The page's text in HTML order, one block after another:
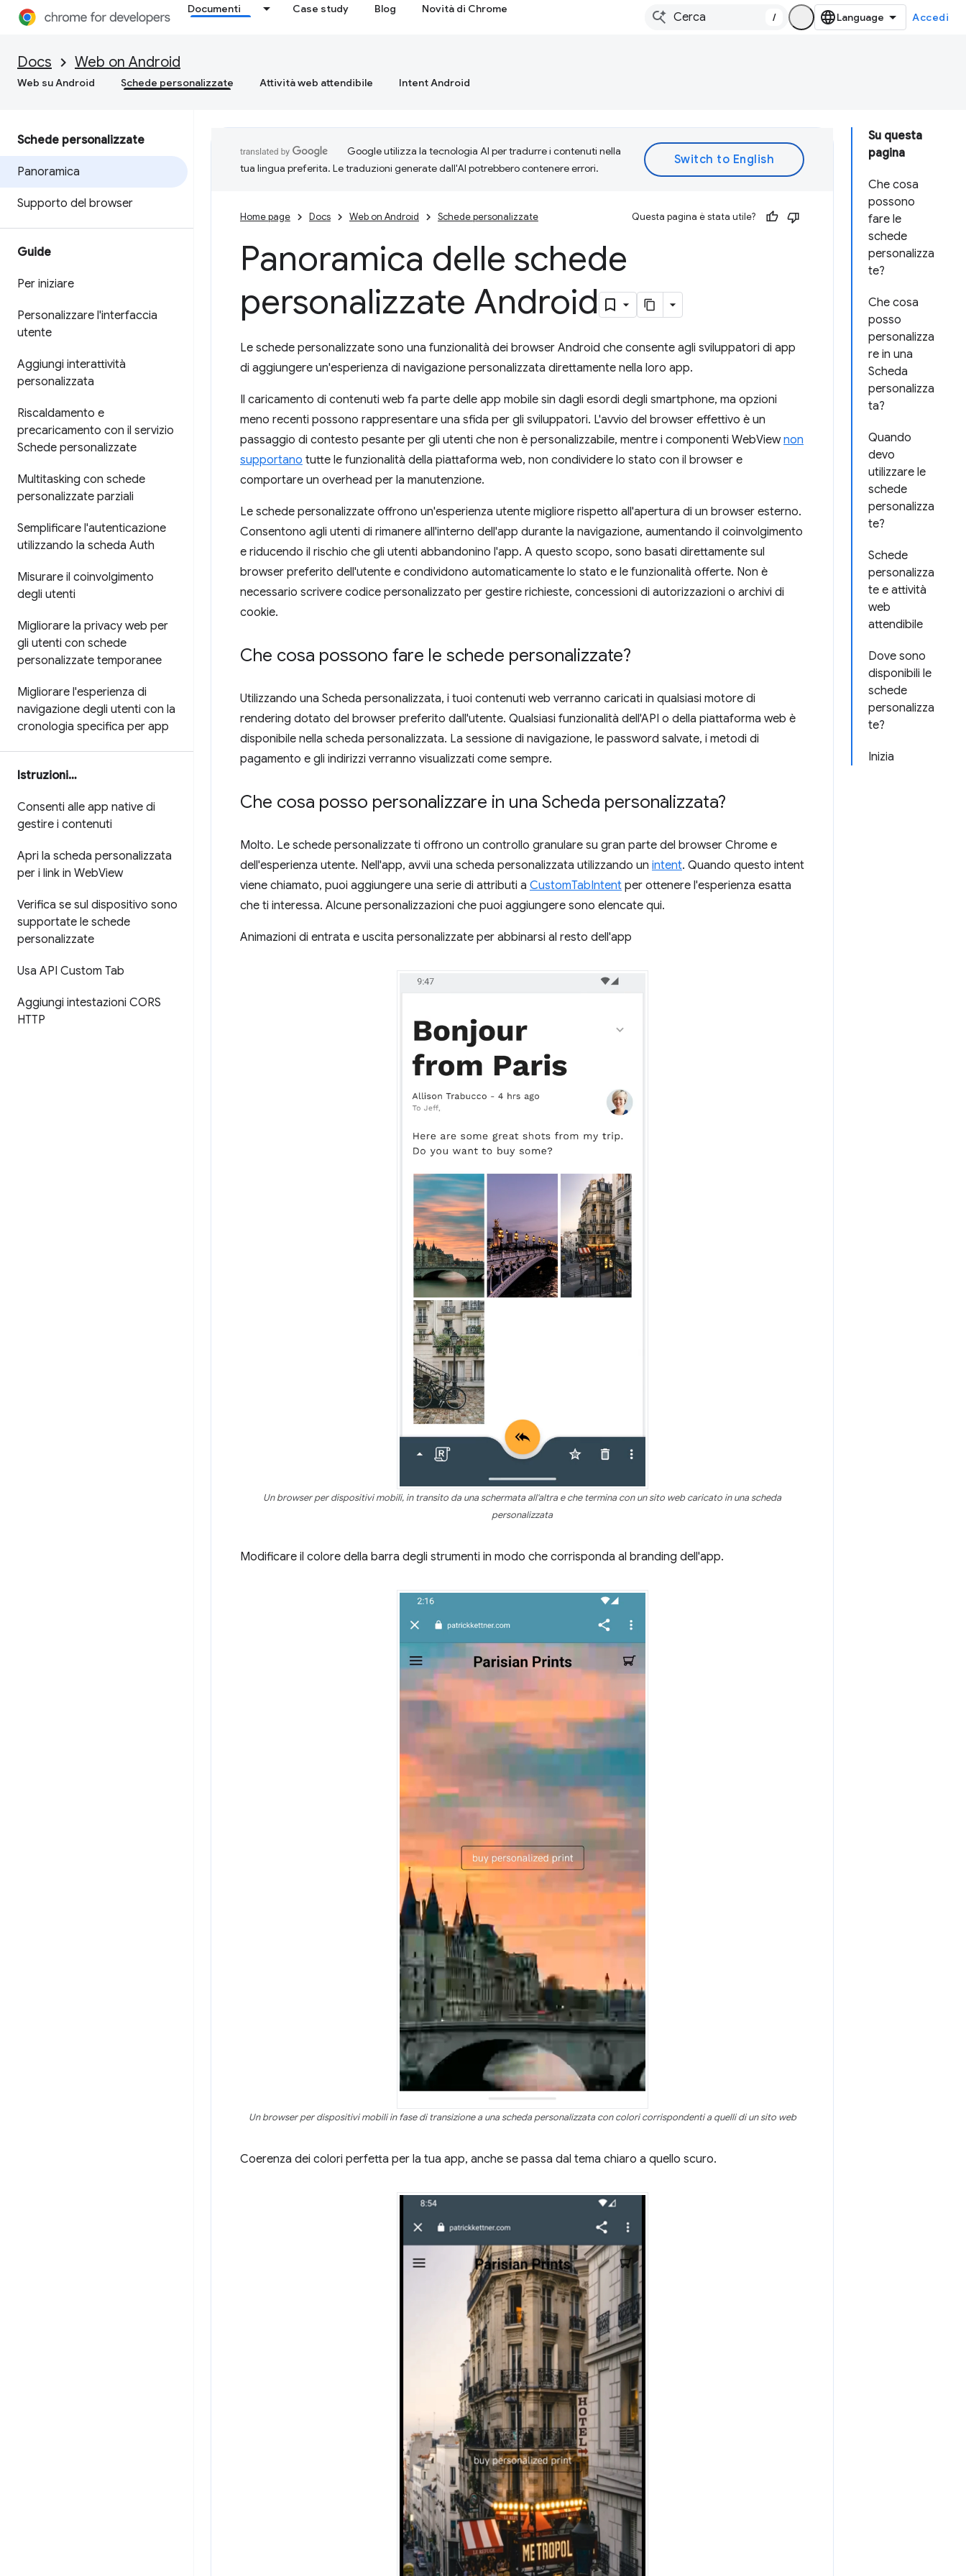
Documenti Case study Blog Novità di Chrome
/ Accedi
Docs Web on Android
Web su Android Schede personalizzate Attività web attendibile Intent Android
Schede personalizzate
Panoramica
Supporto del browser
Guide
Per iniziare
Personalizzare l'interfaccia
utente
Aggiungi interattività
personalizzata
Riscaldamento e
precaricamento con il servizio
Schede personalizzate
Multitasking con schede
personalizzate parziali
Semplificare l'autenticazione
utilizzando la scheda Auth
Misurare il coinvolgimento
degli utenti
Migliorare la privacy web per
gli utenti con schede
personalizzate temporanee
Migliorare l'esperienza di
navigazione degli utenti con la
cronologia specifica per app
Istruzioni…
Consenti alle app native di
gestire i contenuti
Apri la scheda personalizzata
per i link in WebView
Verifica se sul dispositivo sono
supportate le schede
personalizzate
Usa API Custom Tab
Aggiungi intestazioni CORS
HTTP
Su questa
pagina
Che cosa
possono
fare le
schede
personalizza
te?
Che cosa
posso
personalizza
re in una
Scheda
personalizza
ta?
Quando
devo
utilizzare le
schede
personalizza
te?
Schede
personalizza
te e attività
web
attendibile
Dove sono
disponibili le
schede
personalizza
te?
Inizia
Google utilizza la tecnologia AI per tradurre i contenuti nella
tua lingua preferita. Le traduzioni generate dall'AI potrebbero contenere errori.
Home page Docs Web on Android Schede personalizzate Questa pagina è stata utile?
Panoramica delle schede
personalizzate Android
Le schede personalizzate sono una funzionalità dei browser Android che consente agli sviluppatori di app
di aggiungere un'esperienza di navigazione personalizzata direttamente nella loro app.
Il caricamento di contenuti web fa parte delle app mobile sin dagli esordi degli smartphone, ma opzioni
meno recenti possono rappresentare una sfida per gli sviluppatori. L'avvio del browser effettivo è un
passaggio di contesto pesante per gli utenti che non è personalizzabile, mentre i componenti WebViewnon
supportano tutte le funzionalità della piattaforma web, non condividere lo stato con il browser e
comportare un overhead per la manutenzione.
Le schede personalizzate offrono un'esperienza utente migliore rispetto all'apertura di un browser esterno.
Consentono agli utenti di rimanere all'interno dell'app durante la navigazione, aumentando il coinvolgimento
e riducendo il rischio che gli utenti abbandonino l'app. A questo scopo, sono basati direttamente sul
browser preferito dell'utente e condividono automaticamente lo stato e le funzionalità offerte. Non è
necessario scrivere codice personalizzato per gestire richieste, concessioni di autorizzazioni o archivi di
cookie.
Che cosa possono fare le schede personalizzate?
Utilizzando una Scheda personalizzata, i tuoi contenuti web verranno caricati in qualsiasi motore di
rendering dotato del browser preferito dall'utente. Qualsiasi funzionalità dell'API o della piattaforma web è
disponibile nella scheda personalizzata. La sessione di navigazione, le password salvate, i metodi di
pagamento e gli indirizzi verranno visualizzati come sempre.
Che cosa posso personalizzare in una Scheda personalizzata?
Molto. Le schede personalizzate ti offrono un controllo granulare su gran parte del browser Chrome e
dell'esperienza utente. Nell'app, avvii una scheda personalizzata utilizzando un intent. Quando questo intent
viene chiamato, puoi aggiungere una serie di attributi a CustomTabIntent per ottenere l'esperienza esatta
che ti interessa. Alcune personalizzazioni che puoi aggiungere sono elencate qui.
Animazioni di entrata e uscita personalizzate per abbinarsi al resto dell'app
Un browser per dispositivi mobili, in transito da una schermata all'altra e che termina con un sito web caricato in una scheda
personalizzata
Modificare il colore della barra degli strumenti in modo che corrisponda al branding dell'app.
Un browser per dispositivi mobili in fase di transizione a una scheda personalizzata con colori corrispondenti a quelli di un sito web
Coerenza dei colori perfetta per la tua app, anche se passa dal tema chiaro a quello scuro.